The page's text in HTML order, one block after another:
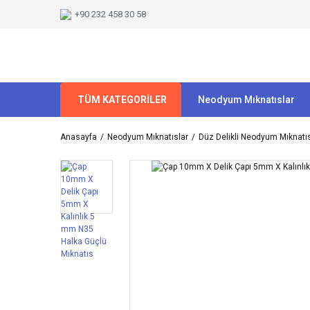
+90 232 458 30 58
TÜM KATEGORİLER Neodyum Mıknatıslar
Anasayfa Neodyum Mıknatıslar Düz Delikli Neodyum